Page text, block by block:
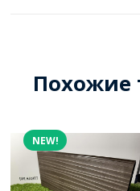
Похожие
NEW!